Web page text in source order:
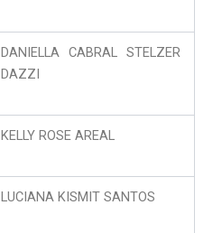
DANIELLA CABRAL STELZER
DAZZI
KELLY ROSE AREAL
LUCIANA KISMIT SANTOS